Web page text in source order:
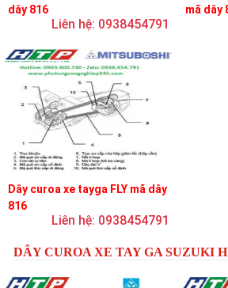
dây 816
Liên hệ: 0938454791
mã dây
Dây curoa xe tayga FLY mã dây
816
Liên hệ: 0938454791
DÂY CUROA XE TAY GA SUZUKI